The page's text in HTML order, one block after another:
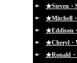
★Steven・
★Mitchell
★Eddison
★Cheryl・
★Ronald